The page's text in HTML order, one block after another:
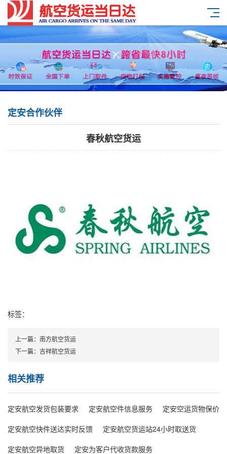
定安合作伙伴
春秋航空货运
标签：
上一篇： 南方航空货运
下一篇： 吉祥航空货运
相关推荐
定安航空发货包装要求 定安航空件信息服务
定安空运货物保价
定安航空快件送达实时反馈
定安航空货运站24小时取送货
定安航空异地取货
定安为客户代收货款服务